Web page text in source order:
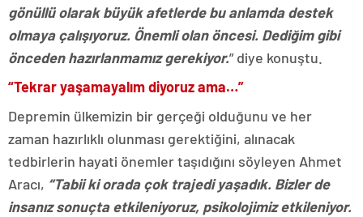
gönüllü olarak büyük afetlerde bu anlamda destek
olmaya çalışıyoruz. Önemli olan öncesi. Dediğim gibi
önceden hazırlanmamız gerekiyor.” diye konuştu.
“Tekrar yaşamayalım diyoruz ama…”
Depremin ülkemizin bir gerçeği olduğunu ve her
zaman hazırlıklı olunması gerektiğini, alınacak
tedbirlerin hayati önemler taşıdığını söyleyen Ahmet
Aracı, “Tabii ki orada çok trajedi yaşadık. Bizler de
insanız sonuçta etkileniyoruz, psikolojimiz etkileniyor.